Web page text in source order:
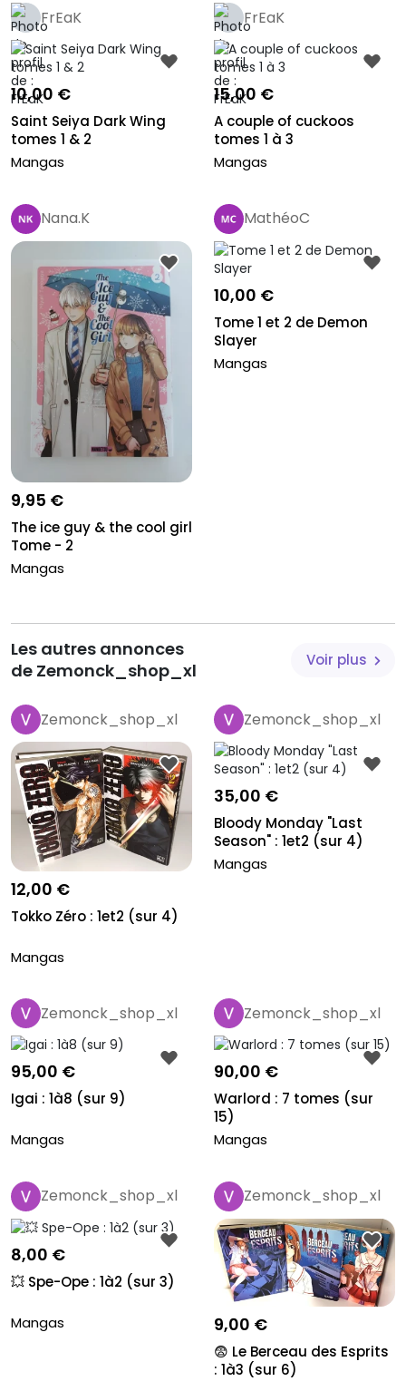
FrEaK
10,00 €
Saint Seiya Dark Wing
tomes 1 & 2
Mangas
FrEaK
15,00 €
A couple of cuckoos
tomes 1 à 3
Mangas
Nana.K
9,95 €
The ice guy & the cool girl
Tome - 2
Mangas
MathéoC
10,00 €
Tome 1 et 2 de Demon
Slayer
Mangas
Les autres annonces
de Zemonck_shop_xl
Voir plus
Zemonck_shop_xl
12,00 €
Tokko Zéro : 1et2 (sur 4)
Mangas
Zemonck_shop_xl
35,00 €
Bloody Monday "Last
Season" : 1et2 (sur 4)
Mangas
Zemonck_shop_xl
95,00 €
Igai : 1à8 (sur 9)
Mangas
Zemonck_shop_xl
90,00 €
Warlord : 7 tomes (sur
15)
Mangas
Zemonck_shop_xl
8,00 €
💥 Spe-Ope : 1à2 (sur 3)
Mangas
Zemonck_shop_xl
9,00 €
😨 Le Berceau des Esprits
: 1à3 (sur 6)